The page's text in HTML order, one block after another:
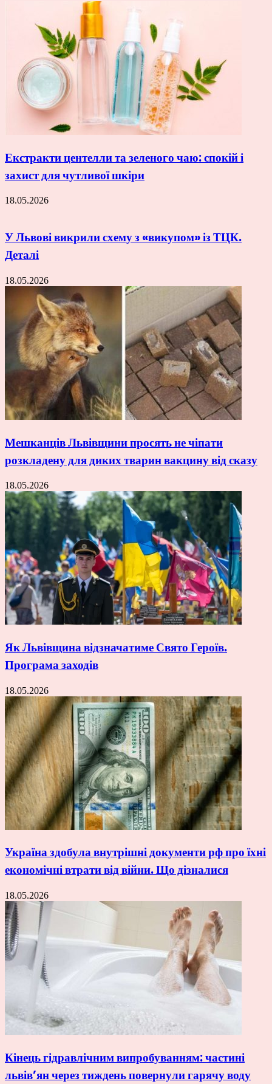
Екстракти центелли та зеленого чаю: спокій і
захист для чутливої шкіри
18.05.2026
У Львові викрили схему з «викупом» із ТЦК.
Деталі
18.05.2026
Мешканців Львівщини просять не чіпати
розкладену для диких тварин вакцину від сказу
18.05.2026
Як Львівщина відзначатиме Свято Героїв.
Програма заходів
18.05.2026
Україна здобула внутрішні документи рф про їхні
економічні втрати від війни. Що дізналися
18.05.2026
Кінець гідравлічним випробуванням: частині
львів’ян через тиждень повернули гарячу воду